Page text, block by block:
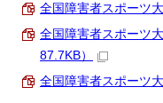
全国障害者スポーツ
全国障害者スポーツ
87.7KB）
全国障害者スポーツ